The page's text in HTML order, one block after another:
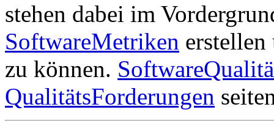
stehen dabei im
SoftwareMetriken
zu können.
QualitätsForderungen